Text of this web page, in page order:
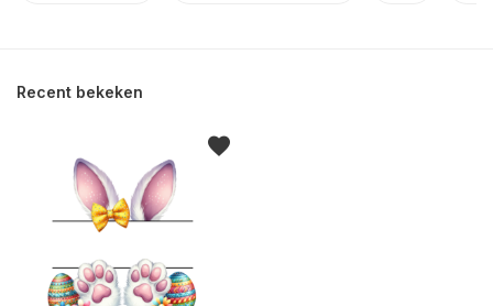
Recent bekeken